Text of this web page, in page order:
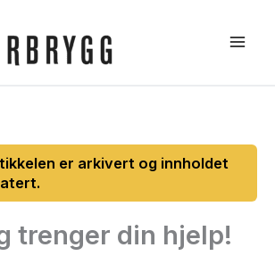
trenger din hjelp!